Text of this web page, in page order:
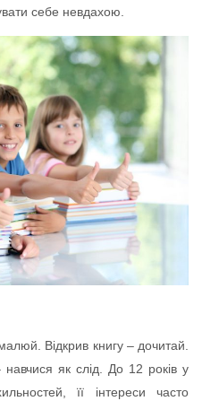
себе невдахою.
Відкрив книгу – дочитай.
як слід. До 12 років у
її інтереси часто